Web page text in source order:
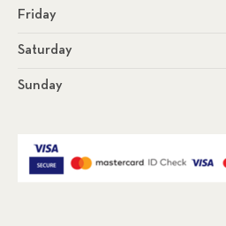
Friday
Saturday
Sunday